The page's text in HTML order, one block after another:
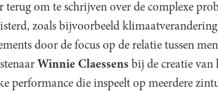
terug om te schrijven over de complexe
zoals bijvoorbeeld
door de focus op de relatie tussen
Winnie Claessens bij de creatie van
performance die inspeelt op meerdere